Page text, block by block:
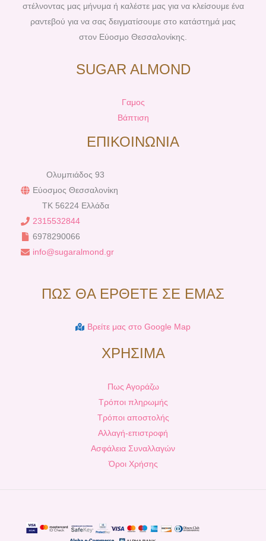
στέλνοντας μας μήνυμα ή καλέστε μας για να κλείσουμε ένα
ραντεβού για να σας δειγματίσουμε στο κατάστημά μας
στον Εύοσμο Θεσσαλονίκης.
SUGAR ALMOND
Γαμος
Βάπτιση
ΕΠΙΚΟΙΝΩΝΙΑ
Ολυμπιάδος 93
Εύοσμος Θεσσαλονίκη
TK 56224 Ελλάδα
2315532844
6978290066
info@sugaralmond.gr
ΠΩΣ ΘΑ ΕΡΘΕΤΕ ΣΕ ΕΜΑΣ
Βρείτε μας στο Google Map
ΧΡΗΣΙΜΑ
Πως Αγοράζω
Τρόποι πληρωμής
Τρόποι αποστολής
Αλλαγή-επιστροφή
Ασφάλεια Συναλλαγών
Όροι Χρήσης